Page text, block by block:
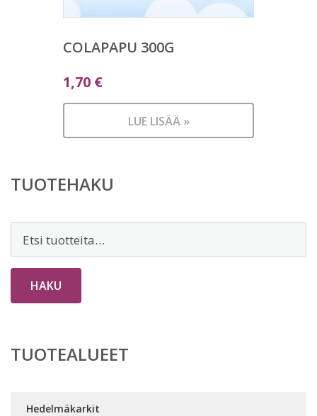
COLAPAPU 300G
1,70 €
LUE LISÄÄ »
TUOTEHAKU
HAKU
TUOTEALUEET
Hedelmäkarkit